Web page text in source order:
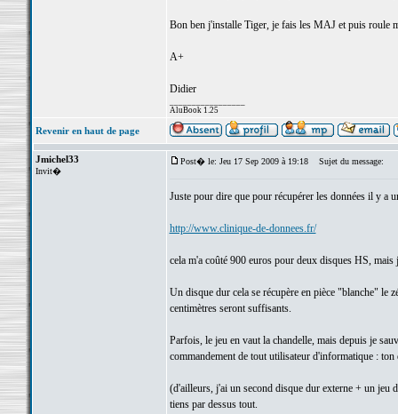
Bon ben j'installe Tiger, je fais les MAJ et puis roule
A+
Didier
AluBook 1.25
Revenir en haut de page
Jmichel33
Invit�
Post� le: Jeu 17 Sep 2009 à 19:18 Sujet du message:
Juste pour dire que pour récupérer les données il y a
http://www.clinique-de-donnees.fr/
cela m'a coûté 900 euros pour deux disques HS,
Un disque dur cela se récupère en pièce "blanche" le
centimètres seront suffisants.
Parfois, le jeu en vaut la chandelle, mais depuis je
commandement de tout utilisateur d'informatique :
(d'ailleurs, j'ai un second disque dur externe + un jeu
tiens par dessus tout.